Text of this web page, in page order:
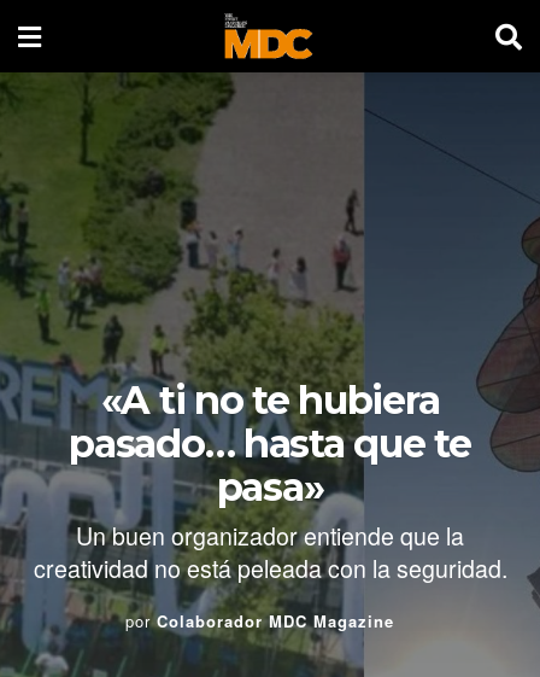
«A ti no te hubiera
pasado… hasta que te
pasa»
Un buen organizador entiende que la
creatividad no está peleada con la seguridad.
por Colaborador MDC Magazine